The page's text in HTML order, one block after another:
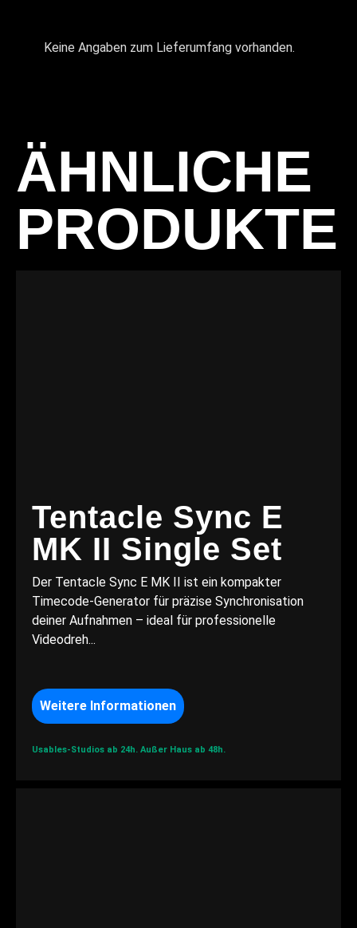
Keine Angaben zum Lieferumfang vorhanden.
ÄHNLICHE
PRODUKTE
Tentacle Sync E
MK II Single Set
Der Tentacle Sync E MK II ist ein kompakter
Timecode-Generator für präzise Synchronisation
deiner Aufnahmen – ideal für professionelle
Videodreh...
Weitere Informationen
Usables-Studios ab 24h. Außer Haus ab 48h.